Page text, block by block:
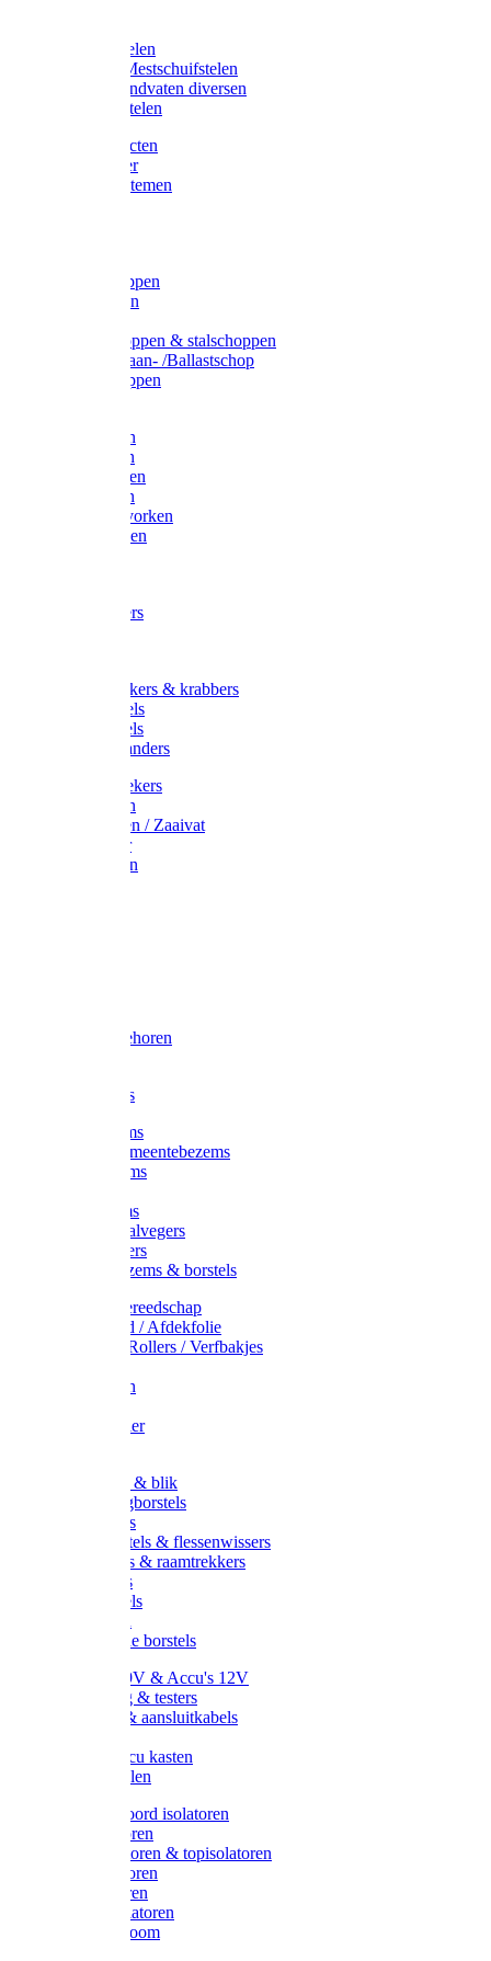
Gardena stelen
Sneeuw- /Mestschuifstelen
Stelen / Handvaten diversen
Telescoopstelen
Tuin producten
Fruitplukker
Ophangsystemen
Betonschoppen
Schepbatsen
Ballastschoppen & stalschoppen
Slijtsrip Graan- /Ballastschop
Graanschoppen
Hooivorken
Mestvorken
Bietenvorken
Maisvorken
Aardappelvorken
Vijgenvorken
Tuinkrabbers
Onkruidstekers & krabbers
Hartschoffels
Ruitschoffels
Onkruidbranders
Graskantstekers
Verticuteren
Strooiwagen / Zaaivat
Grasmaaier
Grasscharen
Slede toebehoren
Composters
Straatbezems
Stads- / Gemeentebezems
Terrasbezems
Gootbezems
Kamer-/Zaalvegers
Vloertrekkers
Onkruidbezems & borstels
Schildersgereedschap
Afplakband / Afdekfolie
Kwasten / Rollers / Verfbakjes
Afdekfoliën
Schuurpapier
Handveger & blik
Voetenveegborstels
Handvegers
Afwasborstels & flessenwissers
Wasborstels & raamtrekkers
Tonborstels
Werkborstels
Hygienische borstels
Batterijen 9V & Accu's 12V
Beveiliging & testers
Kabelsets & aansluitkabels
Metalen accu kasten
Zonnepanelen
Draad & koord isolatoren
Ringisolatoren
Extra isolatoren & topisolatoren
Hoekisolatoren
Lintisolatoren
Afstandisolatoren
Isolatorenboom